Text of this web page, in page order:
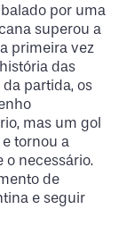
por uma
superou a
primeira vez
das
partida, os
mas um gol
tornou a
necessário.
de
e seguir